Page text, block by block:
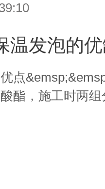
温发泡的
点
酯，施工时两